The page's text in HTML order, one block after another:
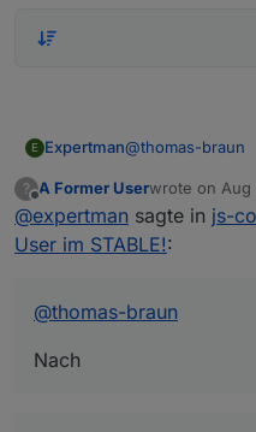
E Expertman@thomas-braun
Nach
iob upgrade self
? A Former Userwrote on Aug
last edited by
@expertman sagte in js-
User im STABLE!:
@thomas-braun
Nach